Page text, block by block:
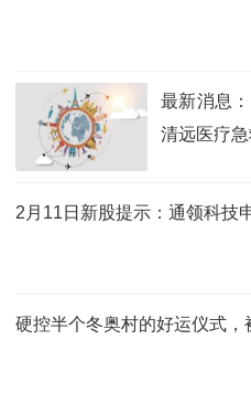
最新消息：
清远医疗
2月11日新股提示：通领科技
硬控半个冬奥村的好运仪式